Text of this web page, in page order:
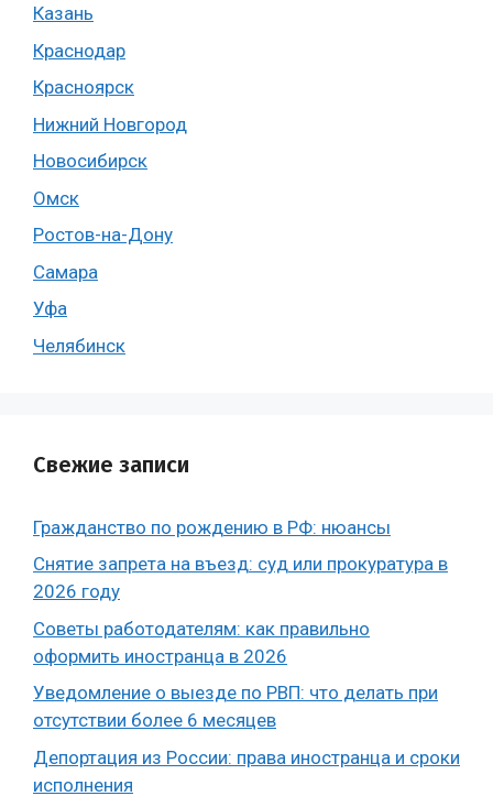
Казань
Краснодар
Красноярск
Нижний Новгород
Новосибирск
Омск
Ростов-на-Дону
Самара
Уфа
Челябинск
Свежие записи
Гражданство по рождению в РФ: нюансы
Снятие запрета на въезд: суд или прокуратура в
2026 году
Советы работодателям: как правильно
оформить иностранца в 2026
Уведомление о выезде по РВП: что делать при
отсутствии более 6 месяцев
Депортация из России: права иностранца и сроки
исполнения